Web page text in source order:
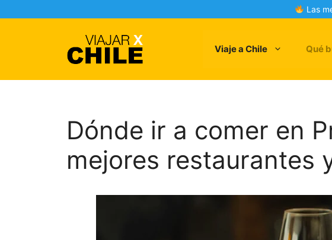
to
Las
Viaje a Chile Qué
Dónde ir a comer en
mejores restaurantes